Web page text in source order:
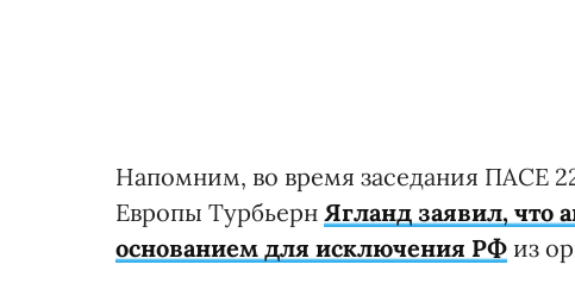
Напомним, во время заседания ПАСЕ
Европы Турбьерн Ягланд заявил, что
основанием для исключения РФ из